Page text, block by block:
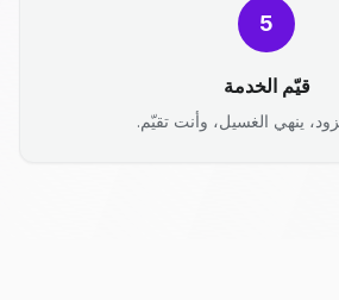
5
قيّم الخدمة
ينهي الغسيل، وأنت تقيّم.